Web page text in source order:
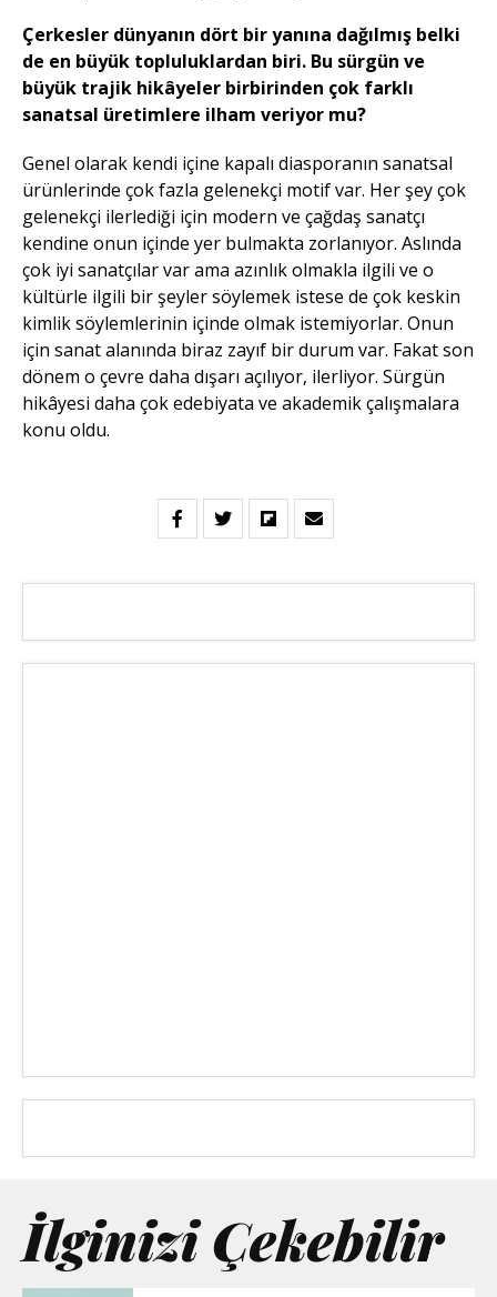
Çerkesler dünyanın dört bir yanına dağılmış belki
de en büyük topluluklardan biri. Bu sürgün ve
büyük trajik hikâyeler birbirinden çok farklı
sanatsal üretimlere ilham veriyor mu?
Genel olarak kendi içine kapalı diasporanın sanatsal
ürünlerinde çok fazla gelenekçi motif var. Her şey çok
gelenekçi ilerlediği için modern ve çağdaş sanatçı
kendine onun içinde yer bulmakta zorlanıyor. Aslında
çok iyi sanatçılar var ama azınlık olmakla ilgili ve o
kültürle ilgili bir şeyler söylemek istese de çok keskin
kimlik söylemlerinin içinde olmak istemiyorlar. Onun
için sanat alanında biraz zayıf bir durum var. Fakat son
dönem o çevre daha dışarı açılıyor, ilerliyor. Sürgün
hikâyesi daha çok edebiyata ve akademik çalışmalara
konu oldu.
İlginizi Çekebilir